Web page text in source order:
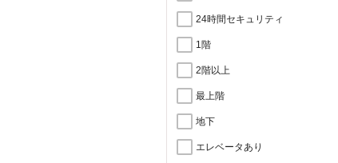
24時間セキュリティ
1階
2階以上
最上階
地下
エレベータあり